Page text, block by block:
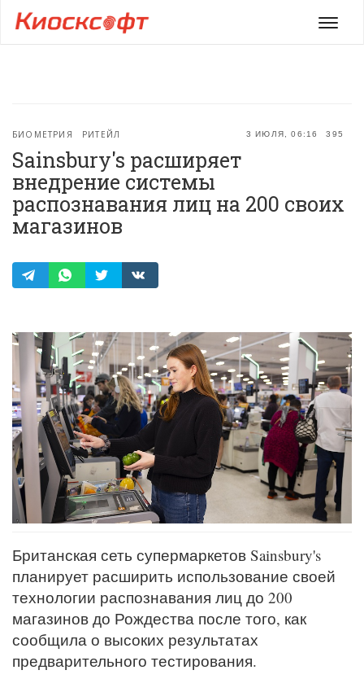
Меню
3 ИЮЛЯ, 06:16 395
БИОМЕТРИЯ РИТЕЙЛ
Sainsbury's расширяет
внедрение системы
распознавания лиц на 200 своих
магазинов
Британская сеть супермаркетов Sainsbury's
планирует расширить использование своей
технологии распознавания лиц до 200
магазинов до Рождества после того, как
сообщила о высоких результатах
предварительного тестирования.